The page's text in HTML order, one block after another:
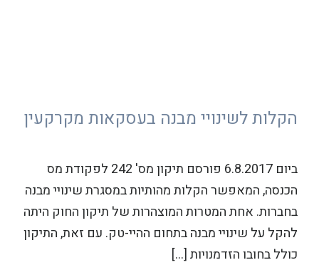
הקלות לשינויי מבנה בעסקאות מקרקעין
ביום 6.8.2017 פורסם תיקון מס' 242 לפקודת מס
הכנסה, המאפשר הקלות מהותיות במסגרת שינויי מבנה
בחברות. אחת המטרות המוצהרות של תיקון החוק היתה
להקל על שינויי מבנה בתחום ההיי-טק. עם זאת, התיקון
כולל בחובו הזדמנויות […]